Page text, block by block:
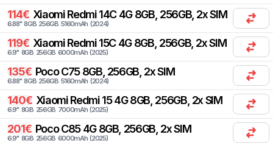
114€ Xiaomi Redmi 14C 4G 8GB, 256GB, 2x SIM
6.88" 8GB 256GB 5160mAh (2024)
119€ Xiaomi Redmi 15C 4G 8GB, 256GB, 2x SIM
6.9" 8GB 256GB 6000mAh (2025)
135€ Poco C75 8GB, 256GB, 2x SIM
6.88" 8GB 256GB 5160mAh (2024)
140€ Xiaomi Redmi 15 4G 8GB, 256GB, 2x SIM
6.9" 8GB 256GB 7000mAh (2025)
201€ Poco C85 4G 8GB, 256GB, 2x SIM
6.9" 8GB 256GB 6000mAh (2025)